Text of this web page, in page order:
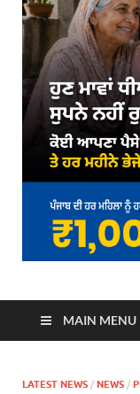
MAIN MENU
LATEST NEWS / NEWS /